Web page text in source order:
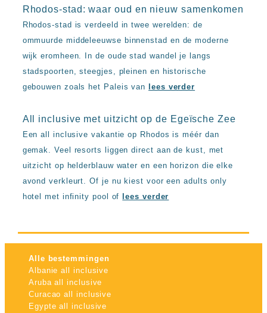
Rhodos-stad: waar oud en nieuw samenkomen
Rhodos-stad is verdeeld in twee werelden: de
ommuurde middeleeuwse binnenstad en de moderne
wijk eromheen. In de oude stad wandel je langs
stadspoorten, steegjes, pleinen en historische
gebouwen zoals het Paleis van
lees verder
All inclusive met uitzicht op de Egeïsche Zee
Een all inclusive vakantie op Rhodos is méér dan
gemak. Veel resorts liggen direct aan de kust, met
uitzicht op helderblauw water en een horizon die elke
avond verkleurt. Of je nu kiest voor een adults only
hotel met infinity pool of
lees verder
Alle bestemmingen
Albanie all inclusive
Aruba all inclusive
Curacao all inclusive
Egypte all inclusive